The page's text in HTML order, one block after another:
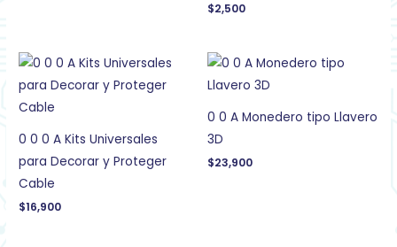
$2,500
0 0 0 A Kits Universales
para Decorar y Proteger
Cable
$16,900
0 0 A Monedero tipo Llavero
3D
$23,900